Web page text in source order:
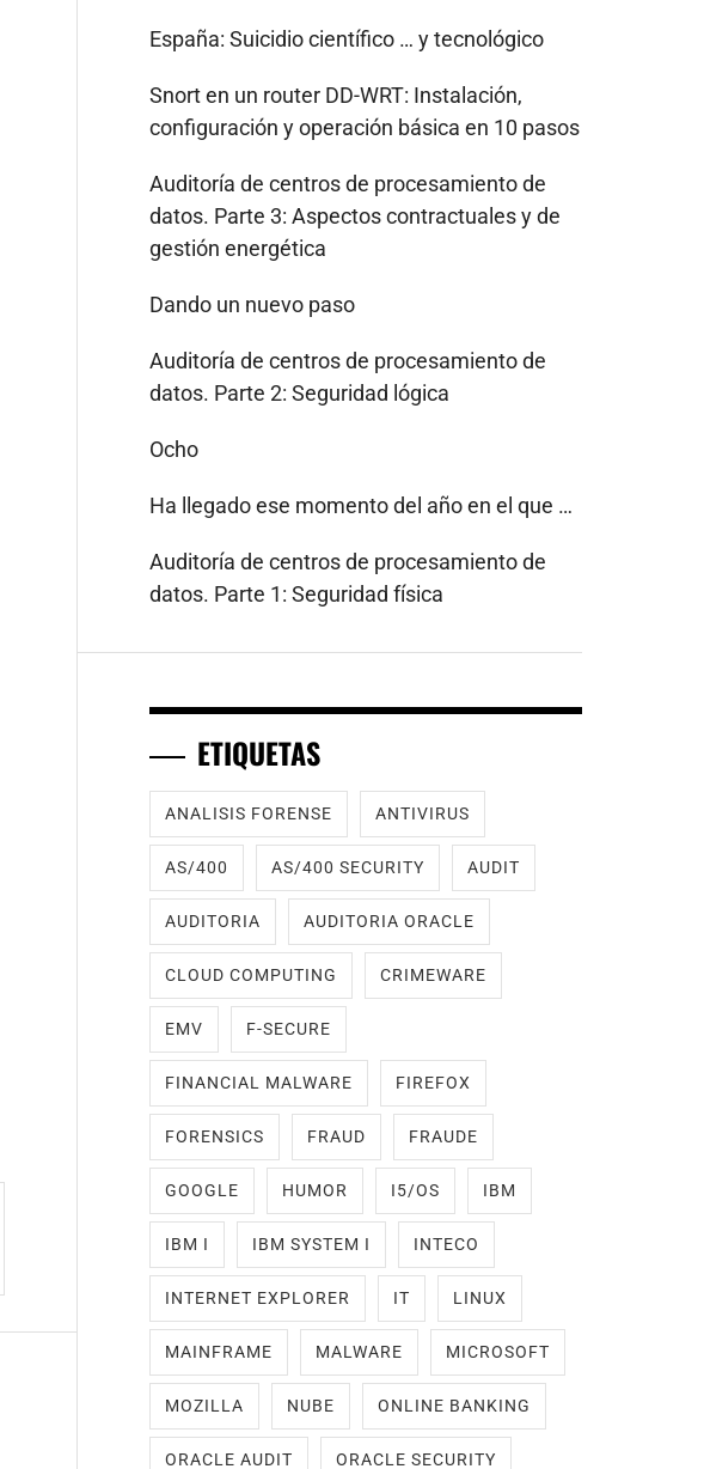
España: Suicidio científico … y tecnológico
Snort en un router DD-WRT: Instalación,
configuración y operación básica en 10 pasos
Auditoría de centros de procesamiento de
datos. Parte 3: Aspectos contractuales y de
gestión energética
Dando un nuevo paso
Auditoría de centros de procesamiento de
datos. Parte 2: Seguridad lógica
Ocho
Ha llegado ese momento del año en el que …
Auditoría de centros de procesamiento de
datos. Parte 1: Seguridad física
ETIQUETAS
ANALISIS FORENSE ANTIVIRUS
AS/400 AS/400 SECURITY AUDIT
AUDITORIA AUDITORIA ORACLE
CLOUD COMPUTING CRIMEWARE
EMV F-SECURE
FINANCIAL MALWARE FIREFOX
FORENSICS FRAUD FRAUDE
GOOGLE HUMOR I5/OS IBM
IBM I IBM SYSTEM I INTECO
INTERNET EXPLORER IT LINUX
MAINFRAME MALWARE MICROSOFT
MOZILLA NUBE ONLINE BANKING
ORACLE AUDIT ORACLE SECURITY